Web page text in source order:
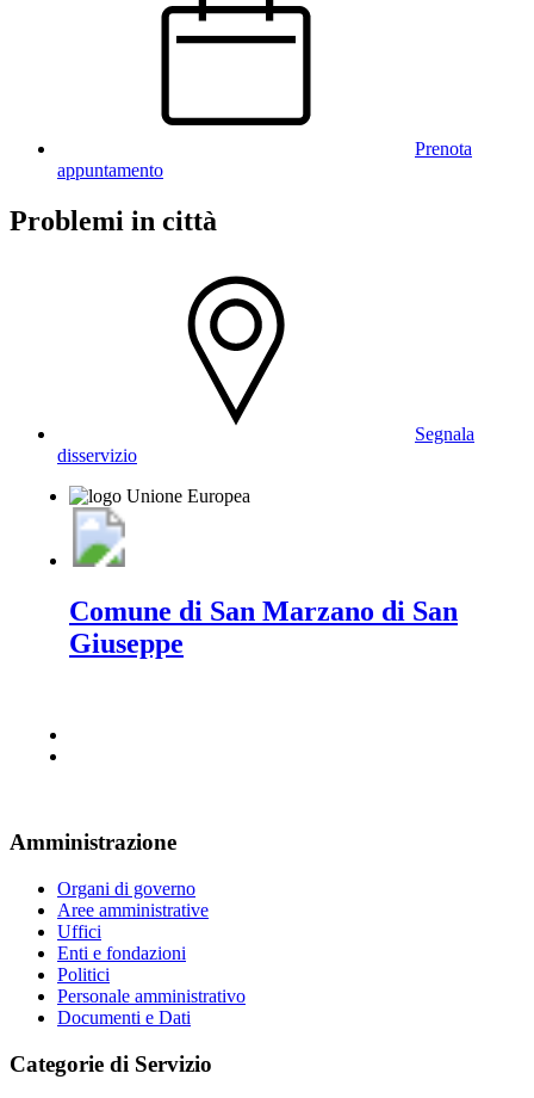
Prenota
appuntamento
Problemi in città
Segnala
disservizio
Comune di San Marzano di San
Giuseppe
Amministrazione
Organi di governo
Aree amministrative
Uffici
Enti e fondazioni
Politici
Personale amministrativo
Documenti e Dati
Categorie di Servizio